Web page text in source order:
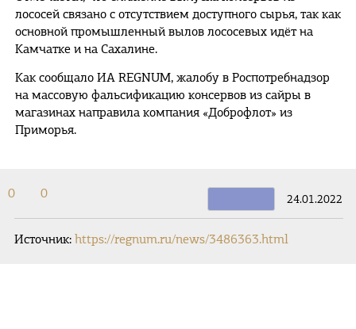
лососей связано с отсутствием доступного сырья, так как
основной промышленный вылов лососевых идёт на
Камчатке и на Сахалине.
Как сообщало ИА REGNUM, жалобу в Роспотребнадзор
на массовую фальсификацию консервов из сайры в
магазинах направила компания «Доброфлот» из
Приморья.
24.01.2022
0 0
Источник: https://regnum.ru/news/3486363.html